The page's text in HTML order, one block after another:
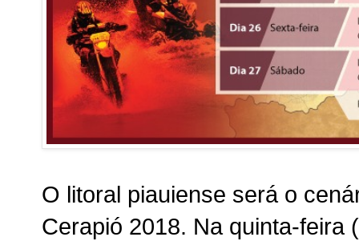
O litoral piauiense será o
Cerapió 2018. Na quinta-feira